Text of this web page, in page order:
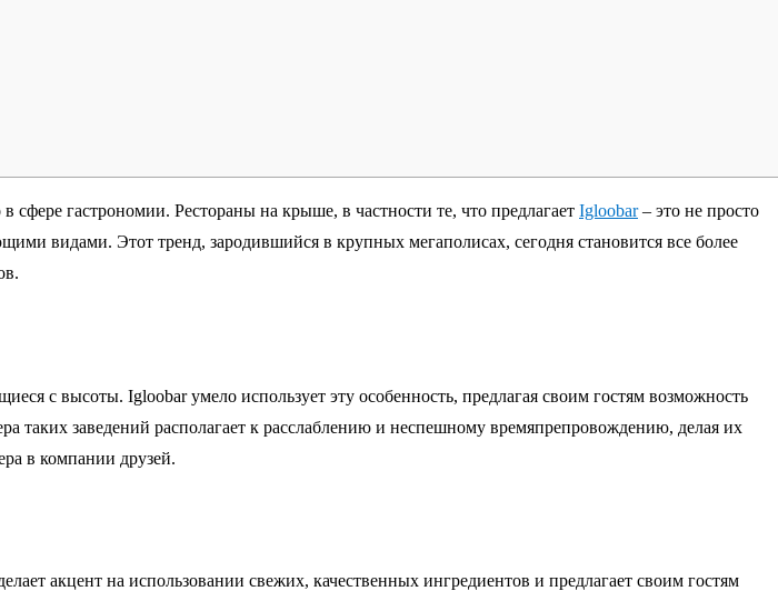
гастрономии. Рестораны на крыше, в частности те, что предлагает Igloobar– это не просто
видами. Этот тренд, зародившийся в крупных мегаполисах, сегодня становится все более
с высоты. Igloobar умело использует эту особенность, предлагая своим гостям возможность
таких заведений располагает к расслаблению и неспешному времяпрепровождению, делая их
в компании друзей.
акцент на использовании свежих, качественных ингредиентов и предлагает своим гостям